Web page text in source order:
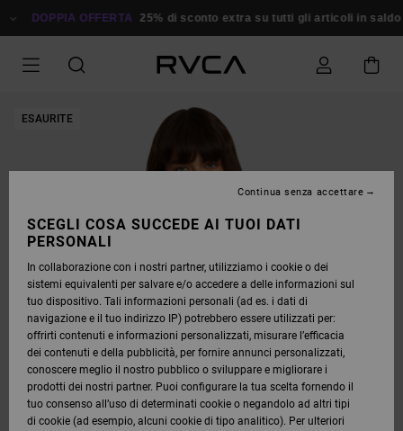
ALLE DOPPIA OFFERTA 25% di sconto extra su tutti gli articoli in saldo
ESAURITE
SCEGLI COSA SUCCEDE AI TUOI DATI
PERSONALI
In collaborazione con i nostri partner, utilizziamo i cookie o dei
sistemi equivalenti per salvare e/o accedere a delle informazioni sul
tuo dispositivo. Tali informazioni personali (ad es. i dati di
navigazione e il tuo indirizzo IP) potrebbero essere utilizzati per:
offrirti contenuti e informazioni personalizzati, misurare l’efficacia
dei contenuti e della pubblicità, per fornire annunci personalizzati,
conoscere meglio il nostro pubblico o sviluppare e migliorare i
prodotti dei nostri partner. Puoi configurare la tua scelta fornendo il
tuo consenso all’uso di determinati cookie o negandolo ad altri tipi
di cookie (ad esempio, alcuni cookie di tipo analitico). Per ulteriori
Continua senza accettare